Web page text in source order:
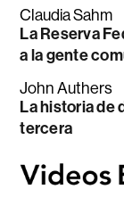
Claudia Sahm
La Reserva
a la gente
John Authers
La historia de
tercera